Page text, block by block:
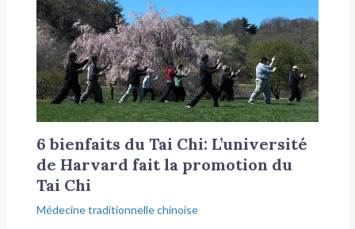
6 bienfaits du Tai Chi: L’université
de Harvard fait la promotion du
Tai Chi
Médecine traditionnelle chinoise